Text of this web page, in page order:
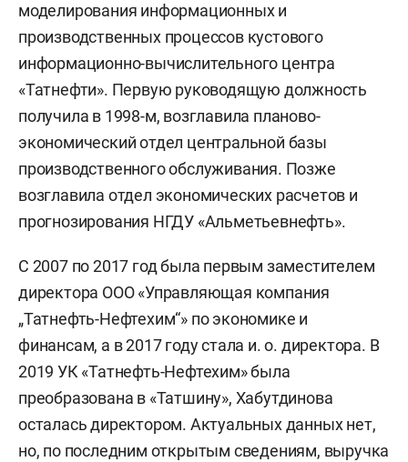
моделирования информационных и
производственных процессов кустового
информационно-вычислительного центра
«Татнефти». Первую руководящую должность
получила в 1998-м, возглавила планово-
экономический отдел центральной базы
производственного обслуживания. Позже
возглавила отдел экономических расчетов и
прогнозирования НГДУ «Альметьевнефть».
С 2007 по 2017 год была первым заместителем
директора ООО «Управляющая компания
„Татнефть-Нефтехим“» по экономике и
финансам, а в 2017 году стала и. о. директора. В
2019 УК «Татнефть-Нефтехим» была
преобразована в «Татшину», Хабутдинова
осталась директором. Актуальных данных нет,
но, по последним открытым сведениям, выручка